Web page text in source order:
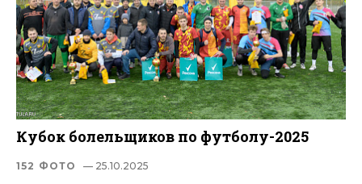
Кубок болельщиков по футболу-2025
152 ФОТО — 25.10.2025